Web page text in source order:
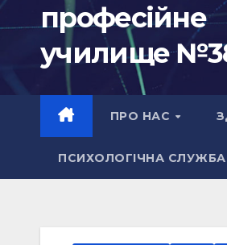
професійне
училище
ПРО НАС
ПСИХОЛОГІЧНА СЛУЖБА